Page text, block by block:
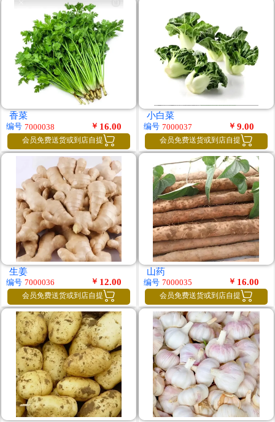
香菜
编号 7000038 ￥ 16.00
会员免费送货或到店自提 
小白菜
编号 7000037 ￥ 9.00
会员免费送货或到店自提 
生姜
编号 7000036 ￥ 12.00
会员免费送货或到店自提 
山药
编号 7000035 ￥ 16.00
会员免费送货或到店自提 